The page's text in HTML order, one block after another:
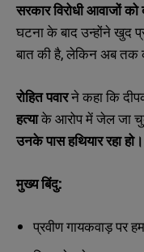
a
a
सरकार विरोधी आवाजों
घटना के बाद उन्होंने खुद
बात की है, लेकिन अब तक
रोहित पवारने कहा कि
हत्याके आरोप में जेल जा
उनके पास हथियार रहा हो।
मुख्य बिंदु:
प्रवीण गायकवाड़ पर